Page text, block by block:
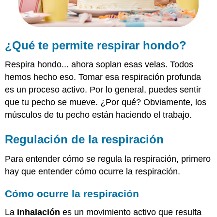
¿Qué te permite respirar hondo?
Respira hondo... ahora soplan esas velas. Todos
hemos hecho eso. Tomar esa respiración profunda
es un proceso activo. Por lo general, puedes sentir
que tu pecho se mueve. ¿Por qué? Obviamente, los
músculos de tu pecho están haciendo el trabajo.
Regulación de la respiración
Para entender cómo se regula la respiración, primero
hay que entender cómo ocurre la respiración.
Cómo ocurre la respiración
La inhalación es un movimiento activo que resulta